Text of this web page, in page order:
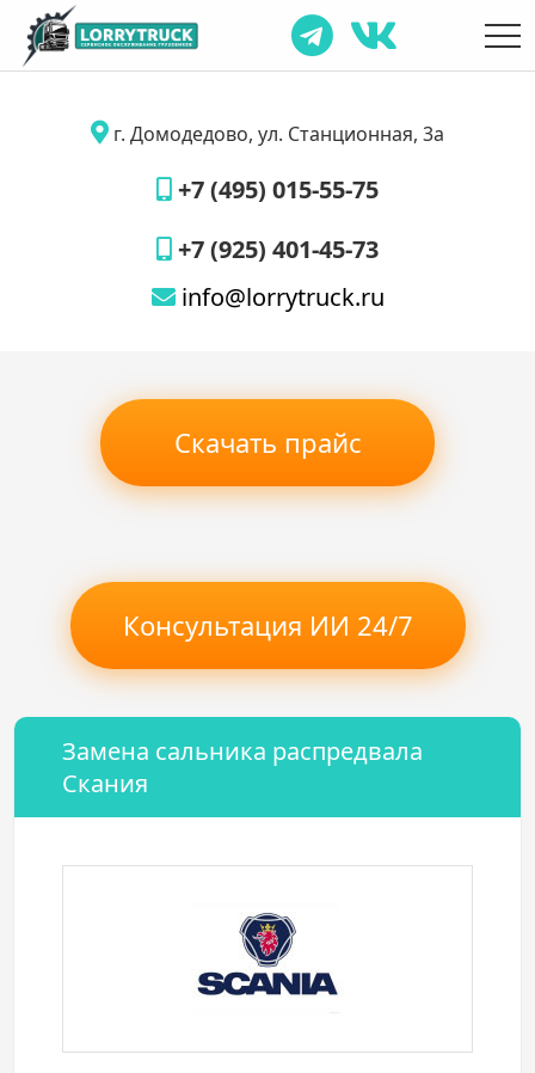
г. Домодедово, ул. Станционная, 3а
+7 (495) 015-55-75
+7 (925) 401-45-73
info@lorrytruck.ru
Скачать прайс
Консультация ИИ 24/7
Замена сальника распредвала
Скания